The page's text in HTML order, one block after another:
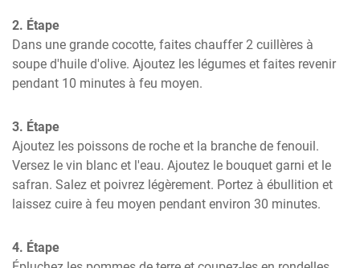
2. Étape
Dans une grande cocotte, faites chauffer 2 cuillères à
soupe d'huile d'olive. Ajoutez les légumes et faites revenir
pendant 10 minutes à feu moyen.
3. Étape
Ajoutez les poissons de roche et la branche de fenouil.
Versez le vin blanc et l'eau. Ajoutez le bouquet garni et le
safran. Salez et poivrez légèrement. Portez à ébullition et
laissez cuire à feu moyen pendant environ 30 minutes.
4. Étape